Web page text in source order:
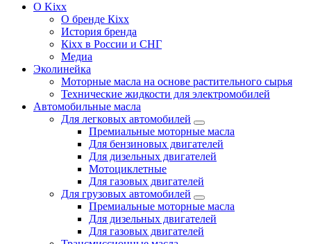
О Kixx
О бренде Кіхх
История бренда
Кіхx в России и СНГ
Медиа
Эколинейка
Моторные масла на основе растительного сырья
Технические жидкости для электромобилей
Автомобильные масла
Для легковых автомобилей
Премиальные моторные масла
Для бензиновых двигателей
Для дизельных двигателей
Мотоциклетные
Для газовых двигателей
Для грузовых автомобилей
Премиальные моторные масла
Для дизельных двигателей
Для газовых двигателей